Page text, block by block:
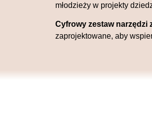
młodzieży w projekty
Cyfrowy zestaw narzędzi
zaprojektowane, aby